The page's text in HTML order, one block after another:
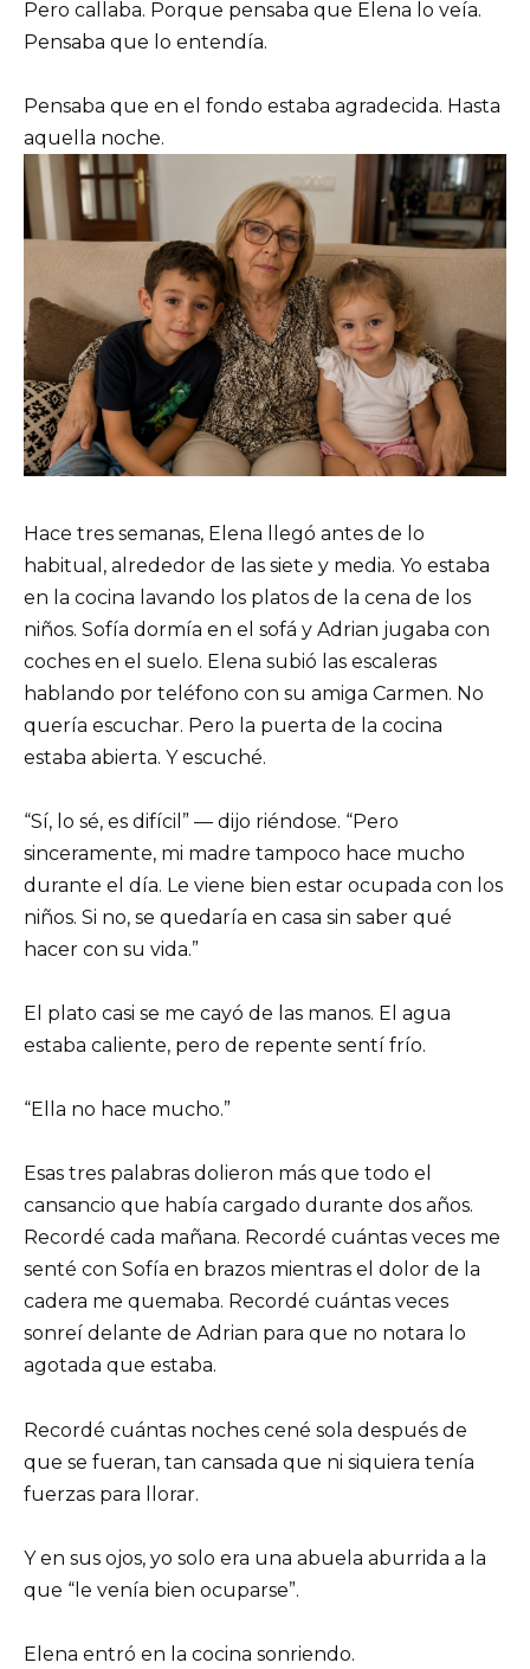
Pero callaba. Porque pensaba que Elena lo veía.
Pensaba que lo entendía.
Pensaba que en el fondo estaba agradecida. Hasta
aquella noche.
Hace tres semanas, Elena llegó antes de lo
habitual, alrededor de las siete y media. Yo estaba
en la cocina lavando los platos de la cena de los
niños. Sofía dormía en el sofá y Adrian jugaba con
coches en el suelo. Elena subió las escaleras
hablando por teléfono con su amiga Carmen. No
quería escuchar. Pero la puerta de la cocina
estaba abierta. Y escuché.
“Sí, lo sé, es difícil” — dijo riéndose. “Pero
sinceramente, mi madre tampoco hace mucho
durante el día. Le viene bien estar ocupada con los
niños. Si no, se quedaría en casa sin saber qué
hacer con su vida.”
El plato casi se me cayó de las manos. El agua
estaba caliente, pero de repente sentí frío.
“Ella no hace mucho.”
Esas tres palabras dolieron más que todo el
cansancio que había cargado durante dos años.
Recordé cada mañana. Recordé cuántas veces me
senté con Sofía en brazos mientras el dolor de la
cadera me quemaba. Recordé cuántas veces
sonreí delante de Adrian para que no notara lo
agotada que estaba.
Recordé cuántas noches cené sola después de
que se fueran, tan cansada que ni siquiera tenía
fuerzas para llorar.
Y en sus ojos, yo solo era una abuela aburrida a la
que “le venía bien ocuparse”.
Elena entró en la cocina sonriendo.